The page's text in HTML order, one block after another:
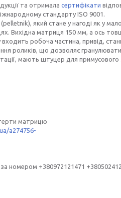
та отримала сертифікати
стандарту ISO 9001.
який стане у нагоді як у
Вихідна матриця 150 мм, а ось
робоча частина, привід,
роликів, що дозволяє
мають штуцер для примусового
матрицю
a274756-
номером +380972121471